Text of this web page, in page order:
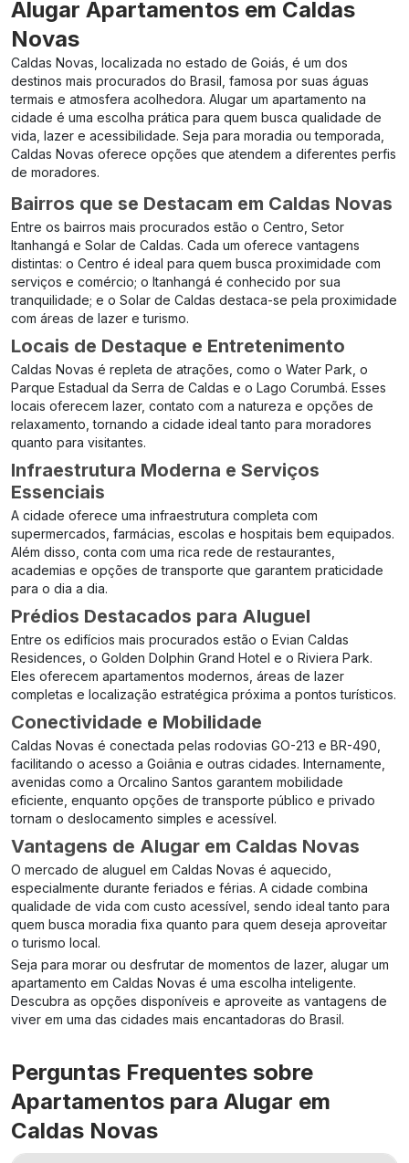
Alugar Apartamentos em Caldas
Novas
Caldas Novas, localizada no estado de Goiás, é um dos
destinos mais procurados do Brasil, famosa por suas águas
termais e atmosfera acolhedora. Alugar um apartamento na
cidade é uma escolha prática para quem busca qualidade de
vida, lazer e acessibilidade. Seja para moradia ou temporada,
Caldas Novas oferece opções que atendem a diferentes perfis
de moradores.
Bairros que se Destacam em Caldas Novas
Entre os bairros mais procurados estão o Centro, Setor
Itanhangá e Solar de Caldas. Cada um oferece vantagens
distintas: o Centro é ideal para quem busca proximidade com
serviços e comércio; o Itanhangá é conhecido por sua
tranquilidade; e o Solar de Caldas destaca-se pela proximidade
com áreas de lazer e turismo.
Locais de Destaque e Entretenimento
Caldas Novas é repleta de atrações, como o Water Park, o
Parque Estadual da Serra de Caldas e o Lago Corumbá. Esses
locais oferecem lazer, contato com a natureza e opções de
relaxamento, tornando a cidade ideal tanto para moradores
quanto para visitantes.
Infraestrutura Moderna e Serviços
Essenciais
A cidade oferece uma infraestrutura completa com
supermercados, farmácias, escolas e hospitais bem equipados.
Além disso, conta com uma rica rede de restaurantes,
academias e opções de transporte que garantem praticidade
para o dia a dia.
Prédios Destacados para Aluguel
Entre os edifícios mais procurados estão o Evian Caldas
Residences, o Golden Dolphin Grand Hotel e o Riviera Park.
Eles oferecem apartamentos modernos, áreas de lazer
completas e localização estratégica próxima a pontos turísticos.
Conectividade e Mobilidade
Caldas Novas é conectada pelas rodovias GO-213 e BR-490,
facilitando o acesso a Goiânia e outras cidades. Internamente,
avenidas como a Orcalino Santos garantem mobilidade
eficiente, enquanto opções de transporte público e privado
tornam o deslocamento simples e acessível.
Vantagens de Alugar em Caldas Novas
O mercado de aluguel em Caldas Novas é aquecido,
especialmente durante feriados e férias. A cidade combina
qualidade de vida com custo acessível, sendo ideal tanto para
quem busca moradia fixa quanto para quem deseja aproveitar
o turismo local.
Seja para morar ou desfrutar de momentos de lazer, alugar um
apartamento em Caldas Novas é uma escolha inteligente.
Descubra as opções disponíveis e aproveite as vantagens de
viver em uma das cidades mais encantadoras do Brasil.
Perguntas Frequentes sobre
Apartamentos para Alugar em
Caldas Novas